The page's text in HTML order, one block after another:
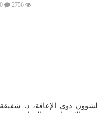
لشؤون ذوي الإعاقة، د. شفيقة